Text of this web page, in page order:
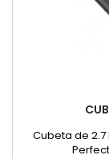
Cubeta de